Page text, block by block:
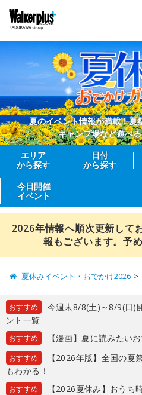
夏のイベント情報が満載！夏
キャンプ場など遊べ
エリア
から探す
日付
から探す
今日開催
イベント
2026年情報へ順次更新して
報もございます。予
夏休みイベント・おでかけ2026
おすすめ
今週末8/8(土)～8/9(日)
ント一覧
おすすめ 【漫画】夏に読みたい
おすすめ
【2026年版】全国の夏
もわかる！
おすすめ
【2026夏休み】おうち